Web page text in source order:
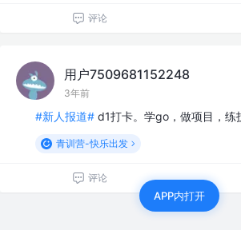
评论
用户7509681152248
3年前
#新人报道# d1打卡。学go，做项目，练
青训营-快乐出发
评论
APP内打开